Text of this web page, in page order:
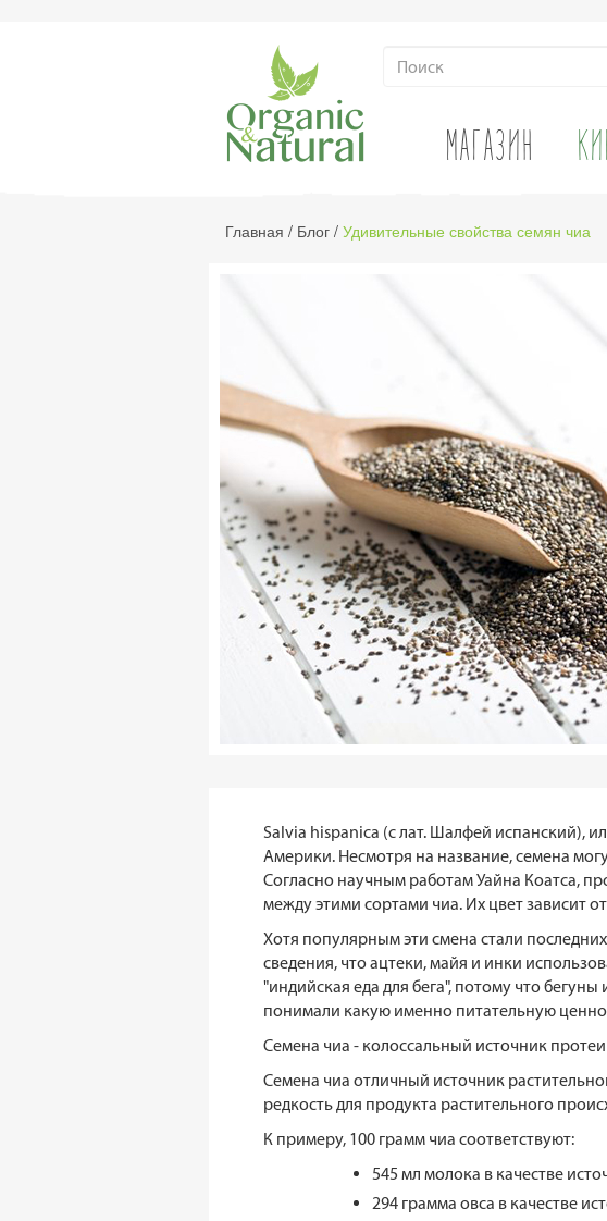
МАГАЗИН
Главная / Блог / Удивительные свойства семян чиа
Salvia hispanica (с лат. Шалфей испанский),
Америки. Несмотря на название, семена
Согласно научным работам Уайна Коатса,
между этими сортами чиа. Их цвет зависит
Хотя популярным эти смена стали
сведения, что ацтеки, майя и инки
"индийская еда для бега", потому что
понимали какую именно питательную
Семена чиа - колоссальный источник
Семена чиа отличный источник
редкость для продукта растительного
К примеру, 100 грамм чиа соответствуют:
545 мл молока в качестве
294 грамма овса в качестве